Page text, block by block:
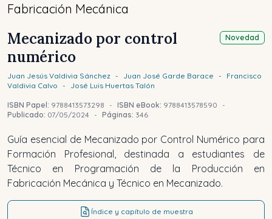
Fabricación Mecánica
Novedad
Mecanizado por control
numérico
Juan Jesús Valdivia Sánchez - Juan José Garde Barace -
Francisco
Valdivia Calvo - José Luis Huertas Talón
ISBN Papel: 9788413573298 - ISBN eBook: 9788413578590
-
Publicado: 07/05/2024 - Páginas: 346
Guía esencial de Mecanizado por Control Numérico para
Formación Profesional, destinada a estudiantes de
Técnico en Programación de la Producción en
Fabricación Mecánica y Técnico en Mecanizado.
Índice y capítulo de muestra